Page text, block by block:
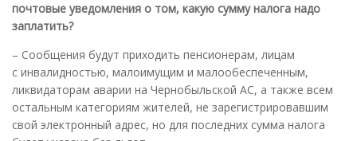
почтовые уведомления о том, какую сумму налога надо
заплатить?
– Сообщения будут приходить пенсионерам, лицам
с инвалидностью, малоимущим и малообеспеченным,
ликвидаторам аварии на Чернобыльской АС, а также всем
остальным категориям жителей, не зарегистрировавшим
свой электронный адрес, но для последних сумма налога